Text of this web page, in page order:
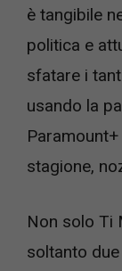
è tangibile
politica e
sfatare i
usando la
stagione,
Non solo Ti
soltanto